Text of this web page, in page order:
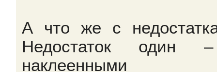
А что же с
Недостаток один
наклеенными